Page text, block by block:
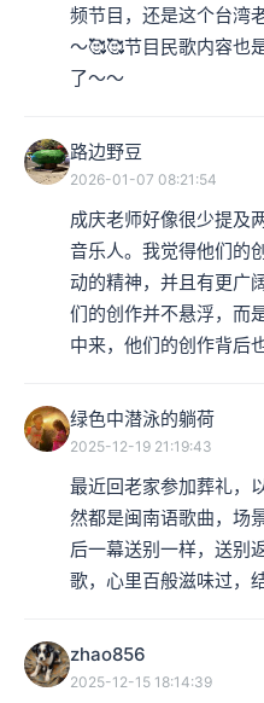
频节目，还是这个台湾
～🥰🥰节目民歌内容也
了～～
路边野豆
2026-01-07 08:21:54
成庆老师好像很少提及
音乐人。我觉得他们的
动的精神，并且有更广
们的创作并不悬浮，而
中来，他们的创作背后
绿色中潜泳的躺荷
2025-12-19 21:19:43
最近回老家参加葬礼，
然都是闽南语歌曲，场
后一幕送别一样，送别
歌，心里百般滋味过，
zhao856
2025-12-15 18:14:39